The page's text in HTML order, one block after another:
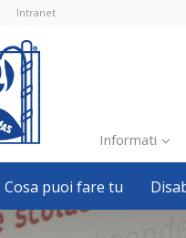
Intranet
Informati
Cosa puoi fare tu